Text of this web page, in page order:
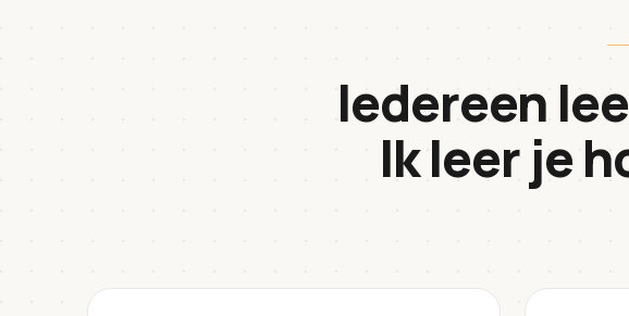
Iedereen
Ik leer je